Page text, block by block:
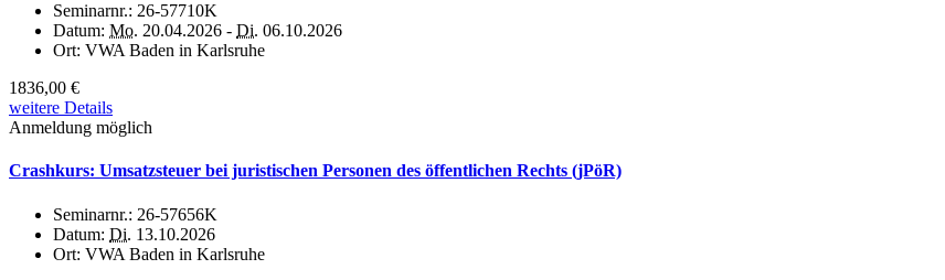
Seminarnr.: 26-57710K
Datum: Mo. 20.04.2026 - Di. 06.10.2026
Ort: VWA Baden in Karlsruhe
1836,00 €
weitere Details
Anmeldung möglich
Crashkurs: Umsatzsteuer bei juristischen Personen des öffentlichen Rechts (jPöR)
Seminarnr.: 26-57656K
Datum: Di. 13.10.2026
Ort: VWA Baden in Karlsruhe